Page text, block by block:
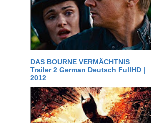
DAS BOURNE VERMÄCHTNIS
Trailer 2 German Deutsch FullHD |
2012